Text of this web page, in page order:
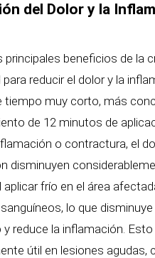
del Dolor y la
principales beneficios de la
reducir el dolor y la
tiempo muy corto, más
de 12 minutos de
o contractura, el
disminuyen
aplicar frío en el área
lo que disminuye
y reduce la inflamación. Esto
útil en lesiones agudas,